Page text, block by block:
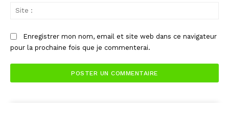
Enregistrer mon nom, email et site web dans ce navigateur
pour la prochaine fois que je commenterai.